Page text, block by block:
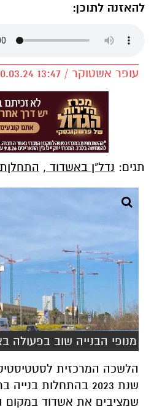
להאזנה לתוכן:
עופר אשטוקר / 13:47 20.03.24
תגים: נדל"ן באשדוד , התחלןת
מנופי הבנייה שוב בפעולה
הלשכה המרכזית
שנת 2023 בהתחלות
שמציבים את אשדוד במקום